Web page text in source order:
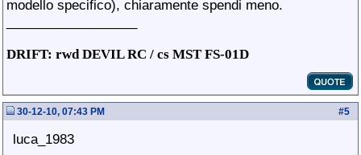
modello specifico), chiaramente spendi meno.
DRIFT: rwd DEVIL RC / cs MST FS-01D
#5
30-12-10, 07:43 PM
luca_1983